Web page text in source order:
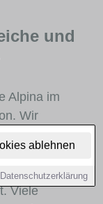
ablehnen
Datenschutzerklärung
und
Alpina im
Wir
Alpina stark
im Stadt-
für welche
Viele